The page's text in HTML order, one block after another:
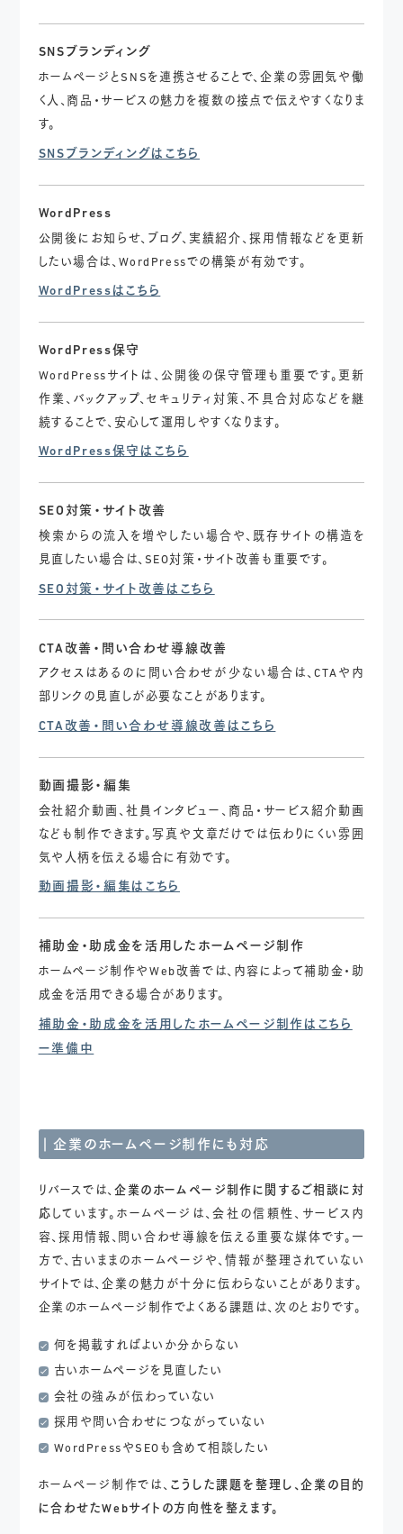
SNSブランディング
ホームページとSNSを連携させることで、企業の雰囲気や働
く人、商品・サービスの魅力を複数の接点で伝えやすくなりま
す。
SNSブランディングはこちら
WordPress
公開後にお知らせ、ブログ、実績紹介、採用情報などを更新
したい場合は、WordPressでの構築が有効です。
WordPressはこちら
WordPress保守
WordPressサイトは、公開後の保守管理も重要です。更新
作業、バックアップ、セキュリティ対策、不具合対応などを継
続することで、安心して運用しやすくなります。
WordPress保守はこちら
SEO対策・サイト改善
検索からの流入を増やしたい場合や、既存サイトの構造を
見直したい場合は、SEO対策・サイト改善も重要です。
SEO対策・サイト改善はこちら
CTA改善・問い合わせ導線改善
アクセスはあるのに問い合わせが少ない場合は、CTAや内
部リンクの見直しが必要なことがあります。
CTA改善・問い合わせ導線改善はこちら
動画撮影・編集
会社紹介動画、社員インタビュー、商品・サービス紹介動画
なども制作できます。写真や文章だけでは伝わりにくい雰囲
気や人柄を伝える場合に有効です。
動画撮影・編集はこちら
補助金・助成金を活用したホームページ制作
ホームページ制作やWeb改善では、内容によって補助金・助
成金を活用できる場合があります。
補助金・助成金を活用したホームページ制作はこちら
ー準備中
企業のホームページ制作 にも対応
リバースでは、 企業のホームページ制作に関するご相談に対
応 しています。ホームページは、会社の信頼性、サービス内
容、採用情報、問い合わせ導線を伝える重要な媒体です。一
方で、古いままのホームページや、情報が整理されていない
サイトでは、企業の魅力が十分に伝わらないことがあります。
企業のホームページ制作でよくある課題は、次のとおりです。
何を掲載すればよいか分からない
古いホームページを見直したい
会社の強みが伝わっていない
採用や問い合わせにつながっていない
WordPressやSEOも含めて相談したい
ホームページ制作では、 こうした課題を整理し、企業の目的
に合わせたWebサイトの方向性を整えます。